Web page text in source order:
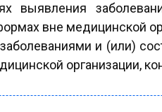
выявления
вне медицинской
и (или)
организации,